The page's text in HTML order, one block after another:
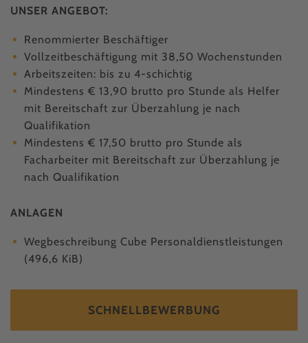
UNSER ANGEBOT:
Renommierter Beschäftiger
Vollzeitbeschäftigung mit 38,50 Wochenstunden
Arbeitszeiten: bis zu 4-schichtig
Mindestens € 13,90 brutto pro Stunde als Helfer
mit Bereitschaft zur Überzahlung je nach
Qualifikation
Mindestens € 17,50 brutto pro Stunde als
Facharbeiter mit Bereitschaft zur Überzahlung je
nach Qualifikation
ANLAGEN
Wegbeschreibung Cube Personaldienstleistungen
(496,6 KiB)
SCHNELLBEWERBUNG